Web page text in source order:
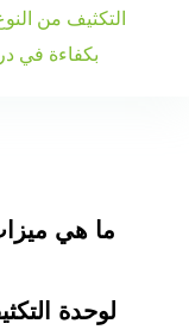
التكثيف من
بكفاءة في
ما هي
لوحدة